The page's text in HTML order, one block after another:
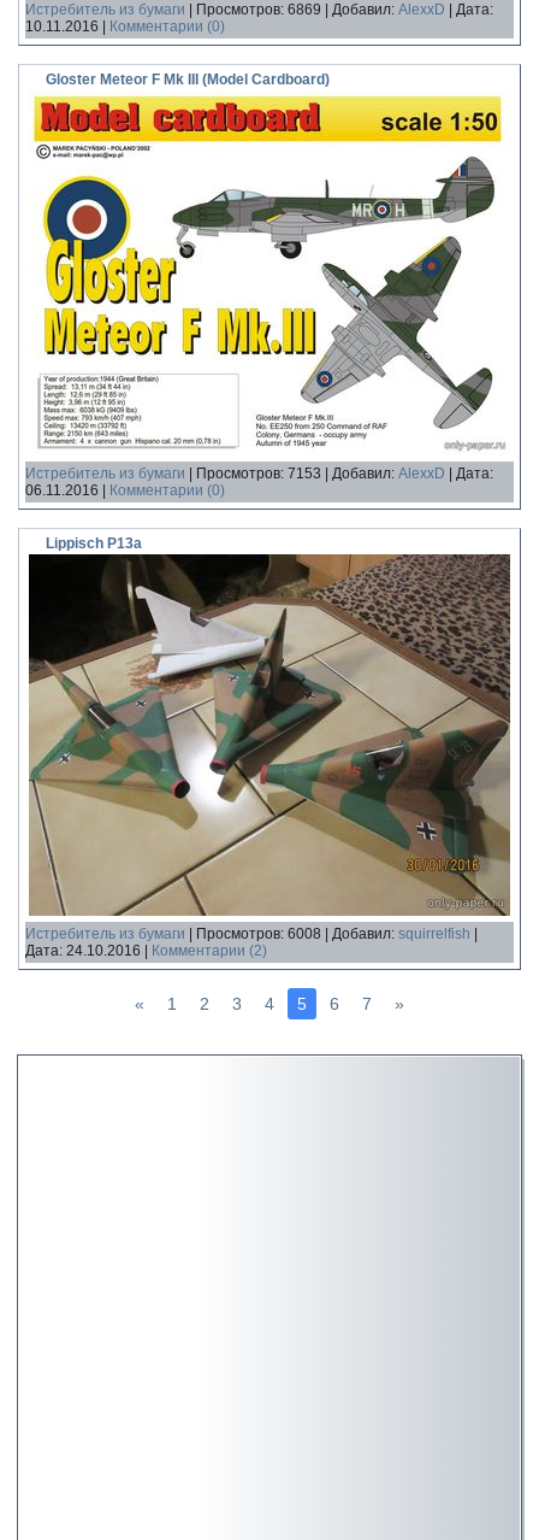
Истребитель из бумаги Просмотров: 6869 Добавил: AlexxD
Дата:
10.11.2016
Комментарии (0)
Gloster Meteor F Mk III (Model Cardboard)
Истребитель из бумаги Просмотров: 7153 Добавил: AlexxD
Дата:
06.11.2016
Комментарии (0)
Lippisch P13a
Истребитель из бумаги Просмотров: 6008 Добавил: squirrelfish
Дата: 24.10.2016 Комментарии (2)
« 1 2 3 4 5 6 7 »